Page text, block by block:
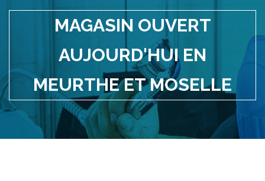
MAGASIN OUVERT
AUJOURD'HUI EN
MEURTHE ET MOSELLE